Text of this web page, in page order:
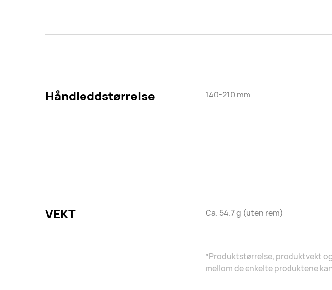
Håndleddstørrelse 140-210 mm
VEKT Ca. 54.7 g (uten rem)
*Produktstørrelse, produktvekt
mellom de enkelte produktene